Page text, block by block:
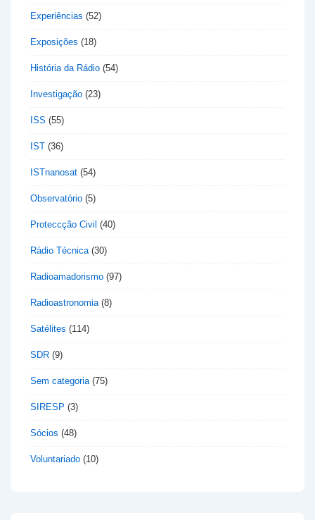
Experiências (52)
Exposições (18)
História da Rádio (54)
Investigação (23)
ISS (55)
IST (36)
ISTnanosat (54)
Observatório (5)
Proteccção Civil (40)
Rádio Técnica (30)
Radioamadorismo (97)
Radioastronomia (8)
Satélites (114)
SDR (9)
Sem categoria (75)
SIRESP (3)
Sócios (48)
Voluntariado (10)